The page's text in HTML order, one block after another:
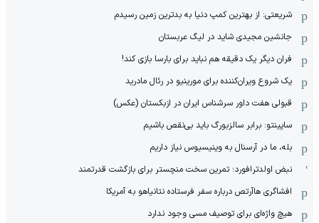
شریعتی: از بهترین کمپ‌ دنیا به بدترین زمین‌ رسیدم
جانشین مجیدی شاید در لیگ عربستان
فران دیگر یک دقیقه هم نباید برای بارسا بازی کند!
یک شروع ویران‌کننده برای مورینیو در رئال مادرید
قبولی هفت داور سرشناس ایران در ازبکستان (عکس)
ساپینتو: برابر سالزبورگ باید بی‌نقص باشیم
بله، ما در آرسنال به وینیسیوس نیاز داریم
نبض اولدترافورد؛ تمرین سخت منچستر برای بازگشت قدرتمند
افشاگری هاآرتص درباره سفر فرستاده نتانیاهو به آمریکا
هیچ واژه‌ای برای توصیف مسی وجود ندارد